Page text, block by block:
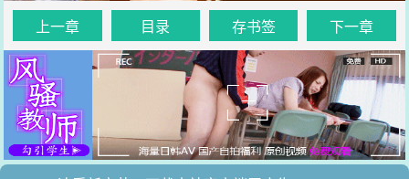
上一章 目录 存书签 下一章